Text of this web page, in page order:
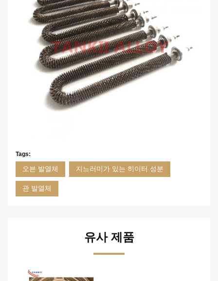
Tags:
오븐 발열체 지느러미가 있는 히이터 성분
관 발열체
유사 제품